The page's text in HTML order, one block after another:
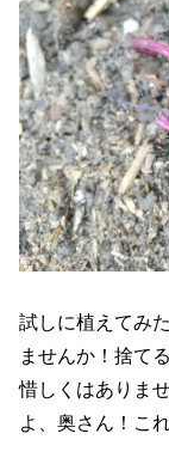
試しに植えてみ
ませんか！捨て
惜しくはありま
よ、奥さん！こ